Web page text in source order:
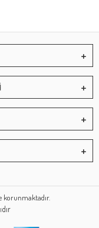
korunmaktadır.